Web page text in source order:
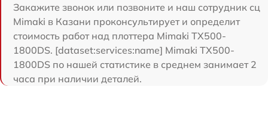
Закажите звонок или позвоните и наш сотрудник сц
Mimaki в Казани проконсультирует и определит
стоимость работ над плоттера Mimaki TX500-
1800DS. [dataset:services:name] Mimaki TX500-
1800DS по нашей статистике в среднем занимает 2
часа при наличии деталей.